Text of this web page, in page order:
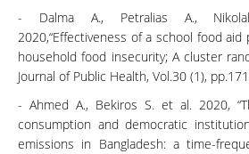
- Dalma A., Petralias A.,
2020,“Effectiveness of a school food
household food insecurity; A cluster
Journal of Public Health, Vol.30 (1),
- Ahmed A., Bekiros S. et al. 2020,
consumption and democratic
emissions in Bangladesh: a time-